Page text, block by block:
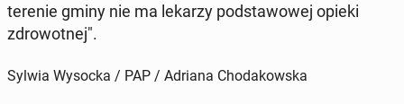
terenie gminy nie ma lekarzy pod­sta­wo­wej opieki
zdro­wot­nej".
Sylwia Wysocka / PAP / Adriana Chodakowska